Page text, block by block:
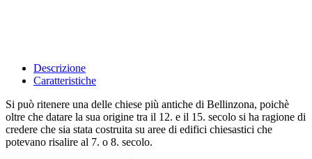
Descrizione
Caratteristiche
Si può ritenere una delle chiese più antiche di Bellinzona, poichè
oltre che datare la sua origine tra il 12. e il 15. secolo si ha ragione di
credere che sia stata costruita su aree di edifici chiesastici che
potevano risalire al 7. o 8. secolo.